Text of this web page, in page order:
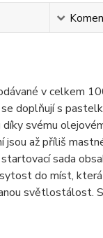
v celkem
doplňují s
svému
až příliš
sada
do míst,
světlostálost.